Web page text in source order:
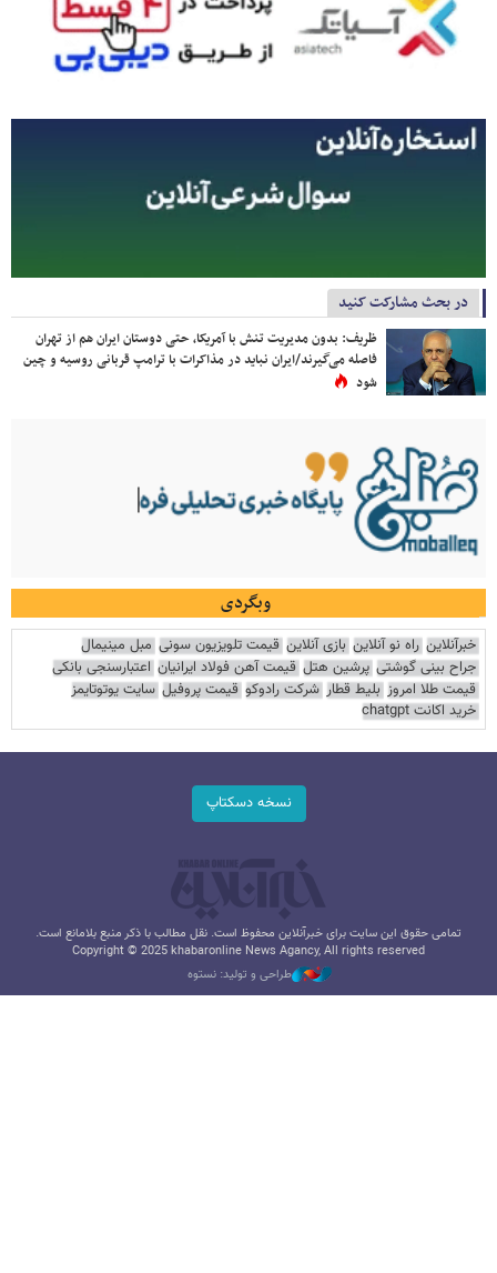
در بحث مشارکت کنید
ظریف: بدون مدیریت تنش با آمریکا، حتی دوستان ایران هم از تهران
فاصله می‌گیرند/ایران نباید در مذاکرات با ترامپ قربانی روسیه و چین
شود
وبگردی
خبرآنلاین راه نو آنلاین بازی آنلاین قیمت تلویزیون سونی مبل مینیمال
جراح بینی گوشتی پرشین هتل قیمت آهن فولاد ایرانیان اعتبارسنجی بانکی
قیمت طلا امروز بلیط قطار شرکت رادوکو قیمت پروفیل سایت یوتوتایمز
خرید اکانت chatgpt
نسخه دسکتاپ
تمامی حقوق این سایت برای خبرآنلاین محفوظ است. نقل مطالب با ذکر منبع بلامانع است.
Copyright © 2025 khabaronline News Agancy, All rights reserved
طراحی و تولید: نستوه